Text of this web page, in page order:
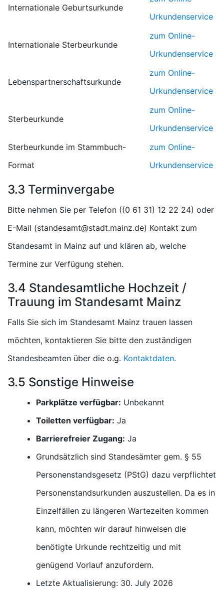
Internationale Geburtsurkunde
Urkundenservice
Internationale Sterbeurkunde
zum Online-
Urkundenservice
Lebenspartnerschaftsurkunde
zum Online-
Urkundenservice
Sterbeurkunde
zum Online-
Urkundenservice
Sterbeurkunde im Stammbuch-
Format
zum Online-
Urkundenservice
3.3 Terminvergabe
Bitte nehmen Sie per Telefon (
) oder
E-Mail (
) Kontakt zum
Standesamt in Mainz auf und klären ab, welche
Termine zur Verfügung stehen.
3.4 Standesamtliche Hochzeit /
Trauung im Standesamt Mainz
Falls Sie sich im Standesamt Mainz trauen lassen
möchten, kontaktieren Sie bitte den zuständigen
Standesbeamten über die o.g. Kontaktdaten.
3.5 Sonstige Hinweise
Parkplätze verfügbar: Unbekannt
Toiletten verfügbar: Ja
Barrierefreier Zugang: Ja
Grundsätzlich sind Standesämter gem. § 55
Personenstandsgesetz (PStG) dazu verpflichtet
Personenstandsurkunden auszustellen. Da es in
Einzelfällen zu längeren Wartezeiten kommen
kann, möchten wir darauf hinweisen die
benötigte Urkunde rechtzeitig und mit
genügend Vorlauf anzufordern.
Letzte Aktualisierung: 30. July 2026